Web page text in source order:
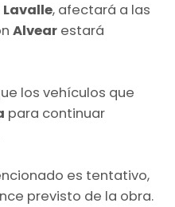
, afectará a las
Alvear estará
los vehículos que
para continuar
es tentativo,
previsto de la obra.